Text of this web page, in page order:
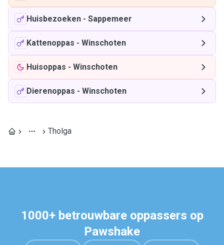
Huisbezoeken - Sappemeer
Kattenoppas - Winschoten
Huisoppas - Winschoten
Dierenoppas - Winschoten
Tholga
1000+ betrouwbare oppassers op
Pawshake